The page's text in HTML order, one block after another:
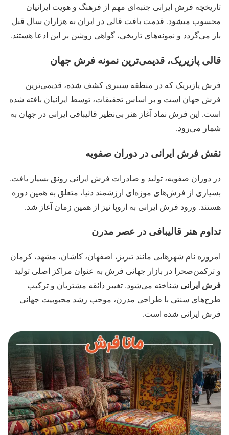
تاریخچه فرش ایرانی جنبه‌ای مهم از فرهنگ و هویت ایرانیان
محسوب میشود. قدمت بافت قالی در ایران به هزاران سال قبل
باز می‌گردد و نمونه‌های تاریخی، گواهی روشن بر این ادعا هستند.
قالی پازیریک، قدیمی‌ترین نمونه فرش جهان
فرش پازیریک که در منطقه سیبری کشف شده، قدیمی‌ترین
فرش جهان است و بر اساس تحقیقات، توسط ایرانیان بافته شده
است. این فرش نماد آغاز هنر بی‌نظیر قالیبافی ایرانی در جهان به
شمار می‌رود.
نقش فرش ایرانی در دوران صفویه
در دوران صفویه، تولید و صادرات فرش ایرانی رونق بسیار یافت.
بسیاری از فرش‌های موزه‌ای ارزشمند دنیا، متعلق به همین دوره
هستند. ورود فرش ایرانی به اروپا نیز از همین زمان آغاز شد.
تداوم هنر قالیبافی در عصر مدرن
امروزه نام شهرهایی مانند تبریز، اصفهان، کاشان، مشهد، کرمان
و ترکمن‌صحرا در بازار جهانی فرش به عنوان مراکز اصلی تولید
فرش ایرانی شناخته می‌شود. تغییر ذائقه مشتریان و ترکیب
طرح‌های سنتی با طراحی مدرن، موجب رشد محبوبیت جهانی
فرش ایرانی شده است.